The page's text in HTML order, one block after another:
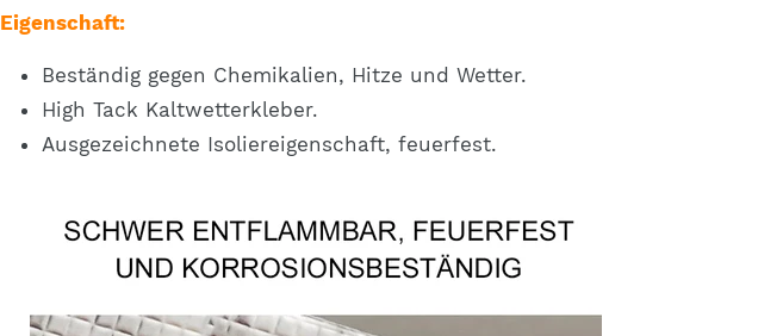
Eigenschaft:
Beständig gegen Chemikalien, Hitze und Wetter.
High Tack Kaltwetterkleber.
Ausgezeichnete Isoliereigenschaft, feuerfest.